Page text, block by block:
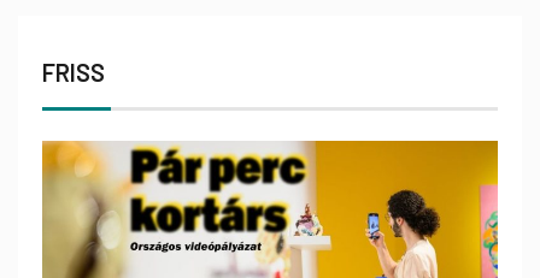
FRISS